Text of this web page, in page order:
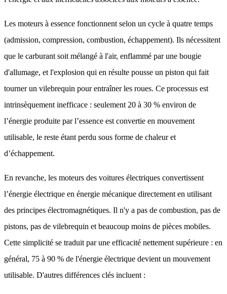
Les moteurs à essence fonctionnent selon un cycle à quatre temps
(admission, compression, combustion, échappement). Ils nécessitent
que le carburant soit mélangé à l'air, enflammé par une bougie
d'allumage, et l'explosion qui en résulte pousse un piston qui fait
tourner un vilebrequin pour entraîner les roues. Ce processus est
intrinsèquement inefficace : seulement 20 à 30 % environ de
l’énergie produite par l’essence est convertie en mouvement
utilisable, le reste étant perdu sous forme de chaleur et
d’échappement.
En revanche, les moteurs des voitures électriques convertissent
l’énergie électrique en énergie mécanique directement en utilisant
des principes électromagnétiques. Il n'y a pas de combustion, pas de
pistons, pas de vilebrequin et beaucoup moins de pièces mobiles.
Cette simplicité se traduit par une efficacité nettement supérieure : en
général, 75 à 90 % de l'énergie électrique devient un mouvement
utilisable. D'autres différences clés incluent :